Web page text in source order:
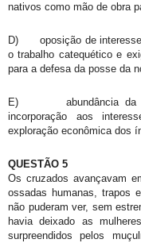
nativos como mão de obra
D)
oposição de
o trabalho catequético e
para a defesa da posse da
E)
abundância
incorporação aos
exploração econômica dos
QUESTÃO 5
Os cruzados avançavam
ossadas humanas, trapos
não puderam ver, sem
havia deixado as
surpreendidos pelos